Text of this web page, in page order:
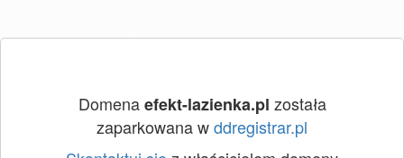
Domenaefekt-lazienka.pl została
zaparkowana wddregistrar.pl